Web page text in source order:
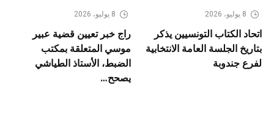
8 يوليو، 2026
اتحاد الكتاب التونسيين يذكر
بتاريخ الجلسة العامة الانتخابية
لفرع جندوبة
8 يوليو، 2026
راج خبر تعيين قضية عبير
موسي المتعلقة بمكتب
الضبط، الأستاذ الطياشي
يصحح…